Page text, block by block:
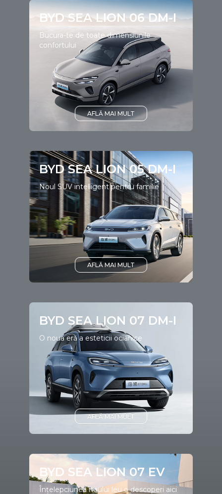
BYD SEA LION 06 DM-I
Bucura-te de toate dimensiunile
confortului
AFLĂ MAI MULT
BYD SEA LION 05 DM-I
Noul SUV intelligent pentru familie
AFLĂ MAI MULT
BYD SEA LION 07 DM-I
O noua eră a esteticii ocianice
AFLĂ MAI MULT
BYD SEA LION 07 EV
Înțelepciunea noului leu o descoperi aici